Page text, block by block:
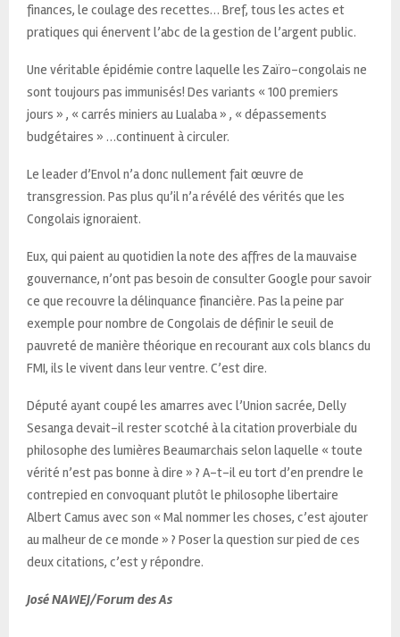
finances, le coulage des recettes… Bref, tous les actes et
pratiques qui énervent l’abc de la gestion de l’argent public.
Une véritable épidémie contre laquelle les Zaïro-congolais ne
sont toujours pas immunisés! Des variants « 100 premiers
jours » , « carrés miniers au Lualaba » , « dépassements
budgétaires » …continuent à circuler.
Le leader d’Envol n’a donc nullement fait œuvre de
transgression. Pas plus qu’il n’a révélé des vérités que les
Congolais ignoraient.
Eux, qui paient au quotidien la note des affres de la mauvaise
gouvernance, n’ont pas besoin de consulter Google pour savoir
ce que recouvre la délinquance financière. Pas la peine par
exemple pour nombre de Congolais de définir le seuil de
pauvreté de manière théorique en recourant aux cols blancs du
FMI, ils le vivent dans leur ventre. C’est dire.
Député ayant coupé les amarres avec l’Union sacrée, Delly
Sesanga devait-il rester scotché à la citation proverbiale du
philosophe des lumières Beaumarchais selon laquelle « toute
vérité n’est pas bonne à dire » ? A-t-il eu tort d’en prendre le
contrepied en convoquant plutôt le philosophe libertaire
Albert Camus avec son « Mal nommer les choses, c’est ajouter
au malheur de ce monde » ? Poser la question sur pied de ces
deux citations, c’est y répondre.
José NAWEJ/Forum des As